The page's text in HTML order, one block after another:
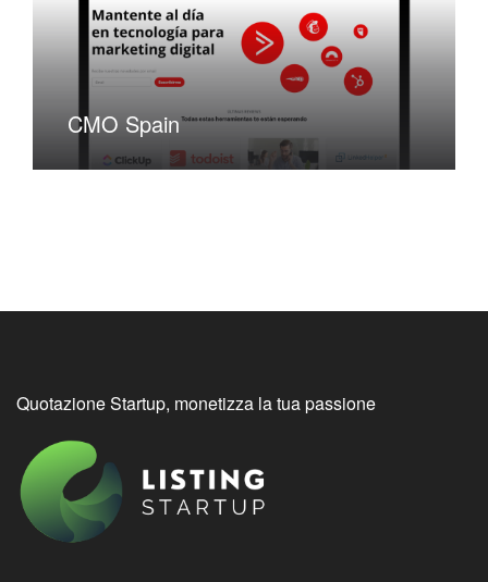
CMO Spain
Quotazione Startup, monetizza la tua passione